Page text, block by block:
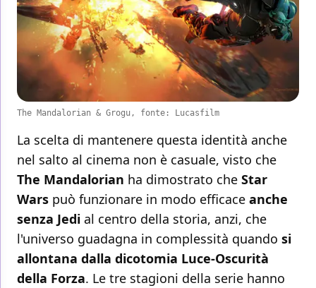
The Mandalorian & Grogu, fonte: Lucasfilm
La scelta di mantenere questa identità anche
nel salto al cinema non è casuale, visto che
The Mandalorian ha dimostrato che Star
Wars può funzionare in modo efficace anche
senza Jedi al centro della storia, anzi, che
l'universo guadagna in complessità quando si
allontana dalla dicotomia Luce-Oscurità
della Forza. Le tre stagioni della serie hanno